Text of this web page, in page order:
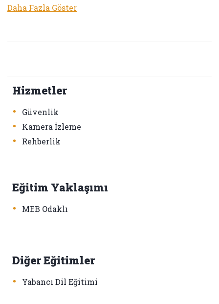
Daha Fazla Göster
Hizmetler
• Güvenlik
• Kamera İzleme
• Rehberlik
Eğitim Yaklaşımı
• MEB Odaklı
Diğer Eğitimler
• Yabancı Dil Eğitimi